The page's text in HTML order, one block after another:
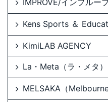
IMPROVE/インプルーブ
Kens Sports ＆
KimiLAB AGENCY
La・Meta（ラ・メタ）
MELSAKA（